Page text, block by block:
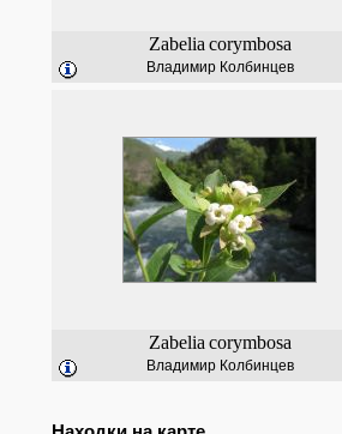
Zabelia corymbosa
Владимир Колбинцев
Zabelia corymbosa
Владимир Колбинцев